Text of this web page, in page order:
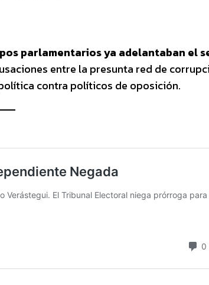
parlamentarios ya adelantaban el
entre la presunta red de
contra políticos de oposición.